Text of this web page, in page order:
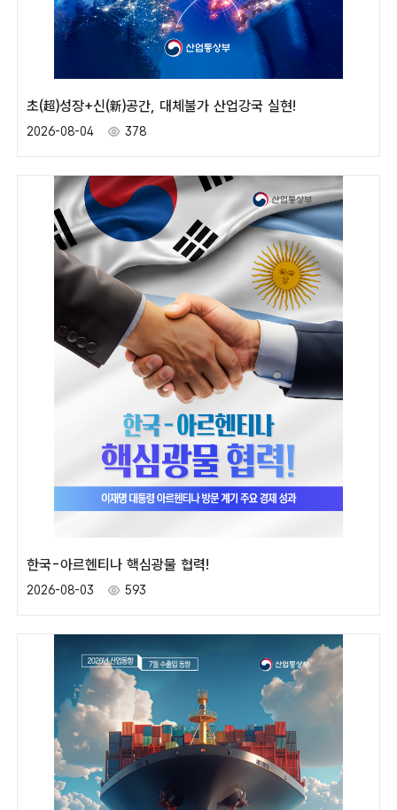
초(超)성장+신(新)공간, 대체불가 산업강국 실현!
2026-08-04 378
한국-아르헨티나 핵심광물 협력!
2026-08-03 593